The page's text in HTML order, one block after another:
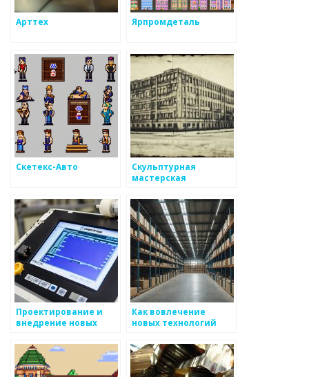
Арттех Ярпромдеталь
Скетекс-Авто
Скульптурная
мастерская
Проектирование и
внедрение новых
Как вовлечение
новых технологий